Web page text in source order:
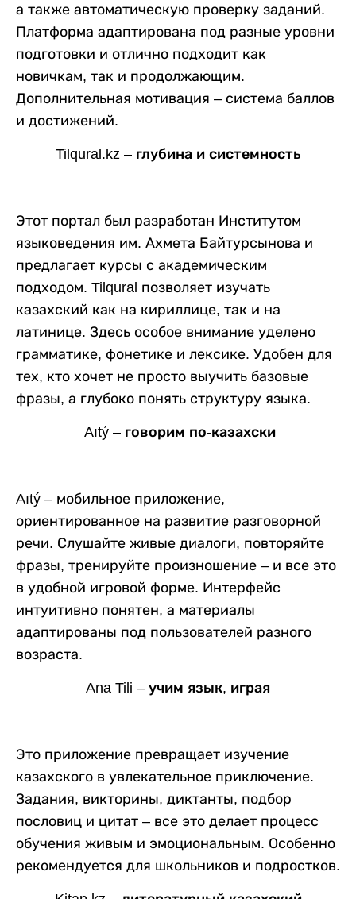
а также автоматическую проверку заданий.
Платформа адаптирована под разные уровни
подготовки и отлично подходит как
новичкам, так и продолжающим.
Дополнительная мотивация – система баллов
и достижений.
Tilqural.kz – глубина и системность
Этот портал был разработан Институтом
языковедения им. Ахмета Байтурсынова и
предлагает курсы с академическим
подходом. Tilqural позволяет изучать
казахский как на кириллице, так и на
латинице. Здесь особое внимание уделено
грамматике, фонетике и лексике. Удобен для
тех, кто хочет не просто выучить базовые
фразы, а глубоко понять структуру языка.
Aıtý – говорим по-казахски
Aıtý – мобильное приложение,
ориентированное на развитие разговорной
речи. Слушайте живые диалоги, повторяйте
фразы, тренируйте произношение – и все это
в удобной игровой форме. Интерфейс
интуитивно понятен, а материалы
адаптированы под пользователей разного
возраста.
Ana Tili – учим язык, играя
Это приложение превращает изучение
казахского в увлекательное приключение.
Задания, викторины, диктанты, подбор
пословиц и цитат – все это делает процесс
обучения живым и эмоциональным. Особенно
рекомендуется для школьников и подростков.